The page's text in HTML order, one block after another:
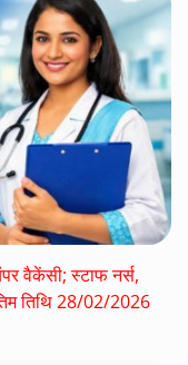
वैकेंसी; स्टाफ नर्स,
तिथि 28/02/2026